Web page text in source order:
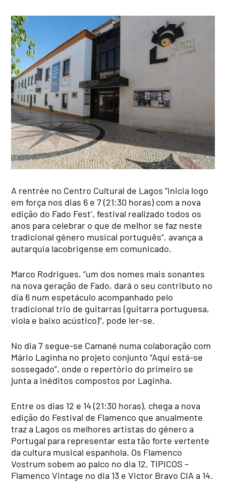
A rentrée no Centro Cultural de Lagos “inicia logo
em força nos dias 6 e 7 (21:30 horas) com a nova
edição do Fado Fest’, festival realizado todos os
anos para celebrar o que de melhor se faz neste
tradicional género musical português”, avança a
autarquia lacobrigense em comunicado.
Marco Rodrigues, “um dos nomes mais sonantes
na nova geração de Fado, dará o seu contributo no
dia 6 num espetáculo acompanhado pelo
tradicional trio de guitarras (guitarra portuguesa,
viola e baixo acústico)”, pode ler-se.
No dia 7 segue-se Camané numa colaboração com
Mário Laginha no projeto conjunto “Aqui está-se
sossegado”, onde o repertório do primeiro se
junta a inéditos compostos por Laginha.
Entre os dias 12 e 14 (21:30 horas), chega a nova
edição do Festival de Flamenco que anualmente
traz a Lagos os melhores artistas do género a
Portugal para representar esta tão forte vertente
da cultura musical espanhola. Os Flamenco
Vostrum sobem ao palco no dia 12, TIPICOS –
Flamenco Vintage no dia 13 e Victor Bravo CIA a 14.